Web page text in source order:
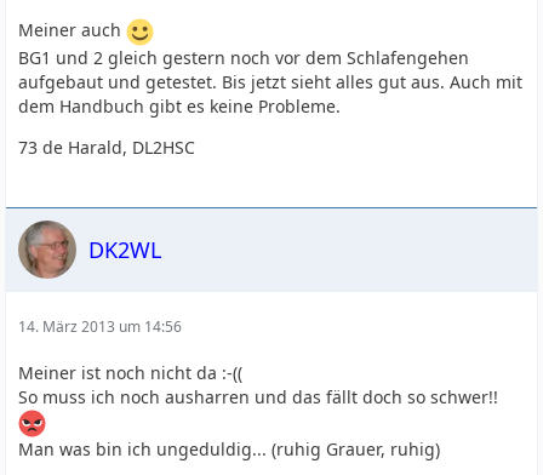
Meiner auch
BG1 und 2 gleich gestern noch vor dem Schlafengehen
aufgebaut und getestet. Bis jetzt sieht alles gut aus. Auch mit
dem Handbuch gibt es keine Probleme.
73 de Harald, DL2HSC
DK2WL
14. März 2013 um 14:56
Meiner ist noch nicht da :-((
So muss ich noch ausharren und das fällt doch so schwer!!
Man was bin ich ungeduldig... (ruhig Grauer, ruhig)